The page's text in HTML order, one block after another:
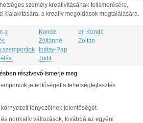
személy kreativitásának felismerésére,
kialakítására, a kreatív megoldások megtalálására.
a
Kondé
Zoltánné
Inátsy-Pap
Judit
dr. Kondé
Zoltán
résztvevő ismerje meg
jelentőségét a tehetségfejlesztés
tényezőinek jelentőségét
normatív változások, továbbá az egyéni